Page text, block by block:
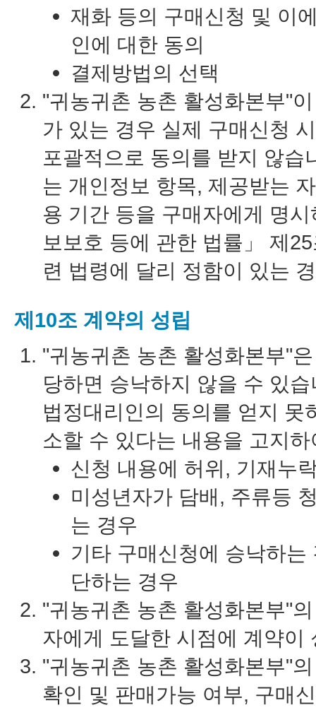
재화 등의 구매신청 및 이
인에 대한 동의
결제방법의 선택
"귀농귀촌 농촌 활성화본부"
가 있는 경우 실제 구매신청
포괄적으로 동의를 받지 않
는 개인정보 항목, 제공받는
용 기간 등을 구매자에게 명
보보호 등에 관한 법률」 제
련 법령에 달리 정함이 있는
제10조 계약의 성립
"귀농귀촌 농촌 활성화본부"
당하면 승낙하지 않을 수 있
법정대리인의 동의를 얻지
소할 수 있다는 내용을 고지
신청 내용에 허위, 기재누
미성년자가 담배, 주류등
는 경우
기타 구매신청에 승낙하
단하는 경우
"귀농귀촌 농촌 활성화본부"
자에게 도달한 시점에 계약이
"귀농귀촌 농촌 활성화본부"
확인 및 판매가능 여부, 구매